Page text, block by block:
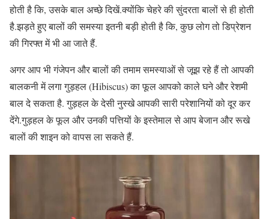
होती है कि, उसके बाल अच्छे दिखें.क्योंकि चेहरे की सुंदरता बालों से ही होती
है.झड़ते हुए बालों की समस्या इतनी बड़ी होती है कि, कुछ लोग तो डिप्रेशन
की गिरफ्त में भी आ जाते हैं.
अगर आप भी गंजेपन और बालों की तमाम समस्याओं से जूझ रहे हैं तो आपकी
बालकनी में लगा गुड़हल (Hibiscus) का फूल आपको काले घने और रेशमी
बाल दे सकता है. गुड़हल के देसी नुस्खे आपकी सारी परेशानियों को दूर कर
देंगे.गुड़हल के फूल और उनकी पत्तियों के इस्तेमाल से आप बेजान और रूखे
बालों की शाइन को वापस ला सकते हैं.